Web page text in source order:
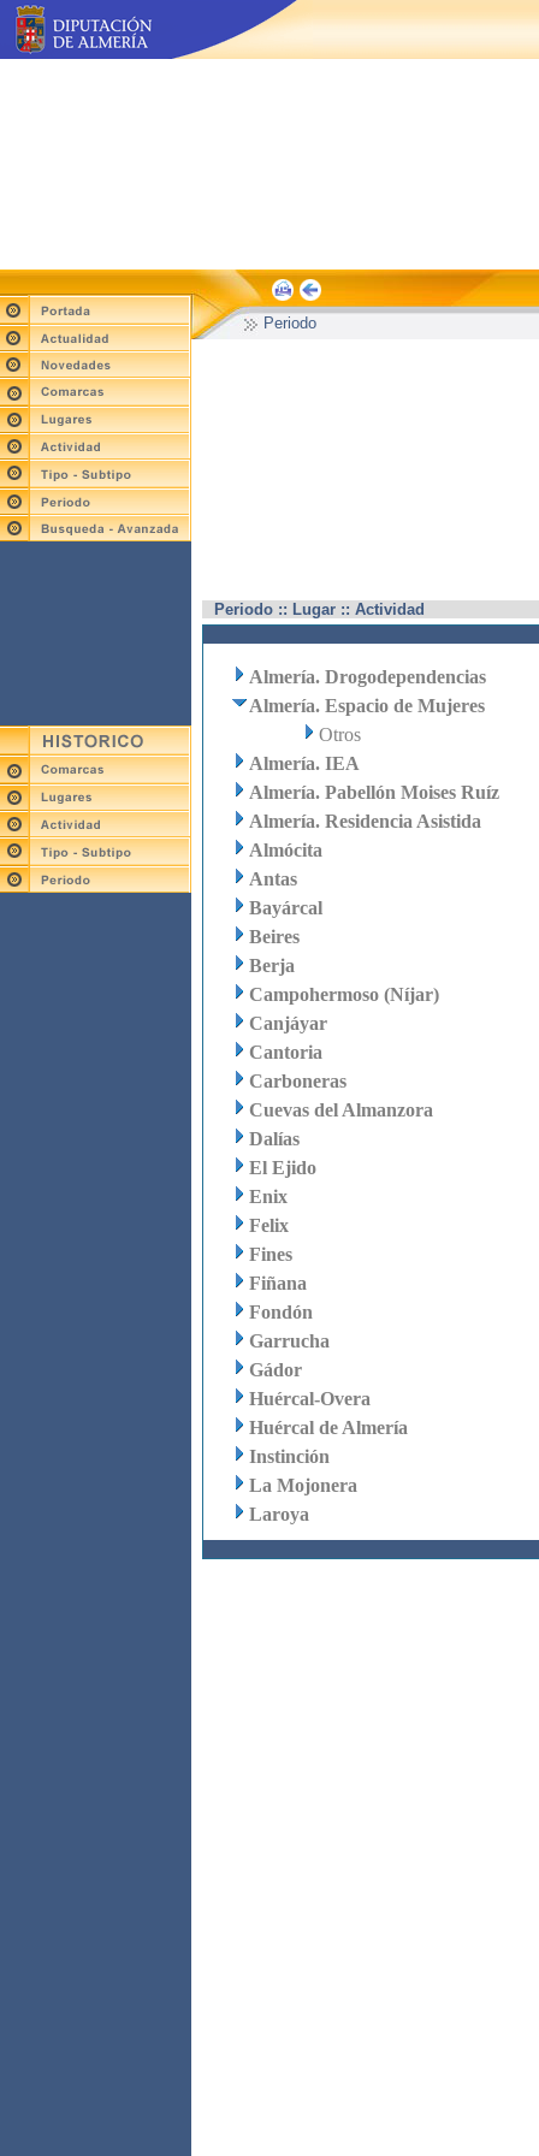
Periodo
Periodo :: Lugar :: Actividad
Almería. Drogodependencias
Almería. Espacio de Mujeres
Otros
Almería. IEA
Almería. Pabellón Moises Ruíz
Almería. Residencia Asistida
Almócita
Antas
Bayárcal
Beires
Berja
Campohermoso (Níjar)
Canjáyar
Cantoria
Carboneras
Cuevas del Almanzora
Dalías
El Ejido
Enix
Felix
Fines
Fiñana
Fondón
Garrucha
Gádor
Huércal-Overa
Huércal de Almería
Instinción
La Mojonera
Laroya